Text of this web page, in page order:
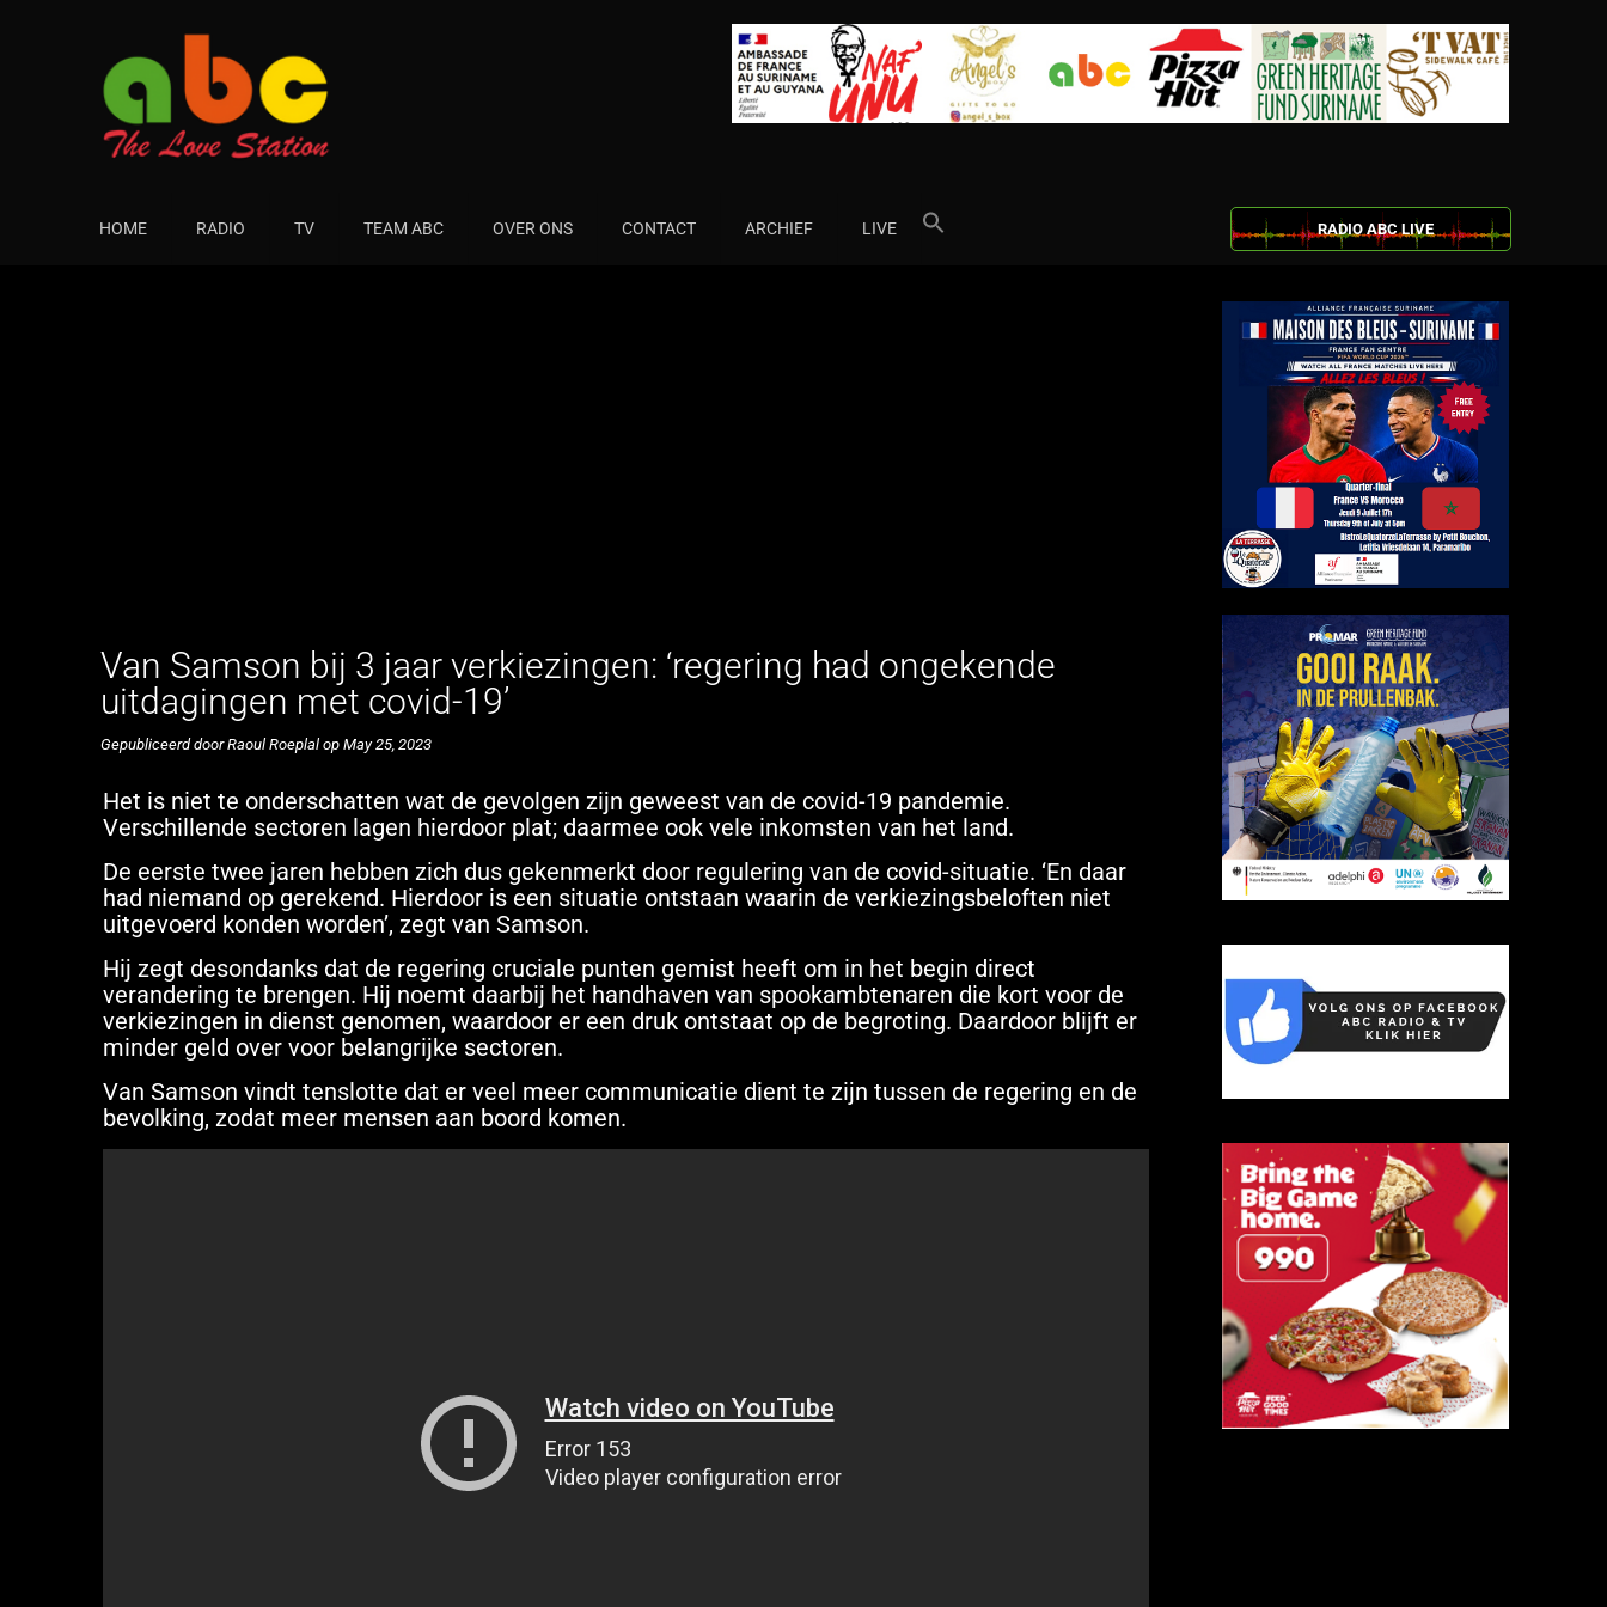
HOME RADIO TV TEAM ABC OVER ONS CONTACT ARCHIEF LIVE
Search
for:
RADIO ABC LIVE
Van Samson bij 3 jaar verkiezingen: ‘regering had ongekende
uitdagingen met covid-19’
Gepubliceerd door Raoul Roeplal op May 25, 2023
Het is niet te onderschatten wat de gevolgen zijn geweest van de covid-19 pandemie.
Verschillende sectoren lagen hierdoor plat; daarmee ook vele inkomsten van het land.
De eerste twee jaren hebben zich dus gekenmerkt door regulering van de covid-situatie. ‘En daar
had niemand op gerekend. Hierdoor is een situatie ontstaan waarin de verkiezingsbeloften niet
uitgevoerd konden worden’, zegt van Samson.
Hij zegt desondanks dat de regering cruciale punten gemist heeft om in het begin direct
verandering te brengen. Hij noemt daarbij het handhaven van spookambtenaren die kort voor de
verkiezingen in dienst genomen, waardoor er een druk ontstaat op de begroting. Daardoor blijft er
minder geld over voor belangrijke sectoren.
Van Samson vindt tenslotte dat er veel meer communicatie dient te zijn tussen de regering en de
bevolking, zodat meer mensen aan boord komen.